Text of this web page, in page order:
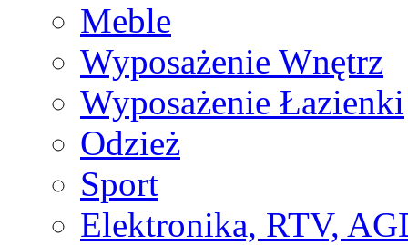
Meble
Wyposażenie Wnętrz
Wyposażenie Łazienki
Odzież
Sport
Elektronika, RTV,